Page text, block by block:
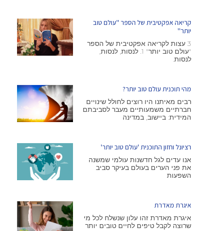
קריאה אפקטיבית של הספר "עולם טוב
יותר"
3 עצות לקריאה אפקטיבית של הספר
"עולם טוב יותר" 1. לנסות, לנסות,
לנסות.
מהי תוכנית עולם טוב יותר?
רבים מאיתנו היו רוצים לחולל שינויים
חברתיים משמעותיים מעבר לסביבתם
המידית: ביישוב, במדינה
רציונל וחזון התוכנית 'עולם טוב יותר'
אנו עדים לגל חדשנות עולמי שמשנה
את פני הערים בעולם בעיקר סביב
השפעות
איגרת מאדרת
איגרת מאדרת זהו עלון שנשלח לכל מי
שרוצה לקבל טיפים לחיים טובים יותר